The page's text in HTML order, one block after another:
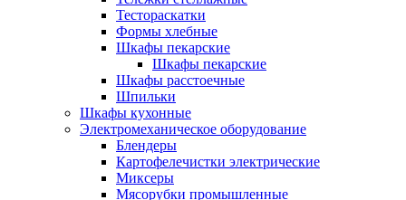
Тестораскатки
Формы хлебные
Шкафы пекарские
Шкафы пекарские
Шкафы расстоечные
Шпильки
Шкафы кухонные
Электромеханическое оборудование
Блендеры
Картофелечистки электрические
Миксеры
Мясорубки промышленные